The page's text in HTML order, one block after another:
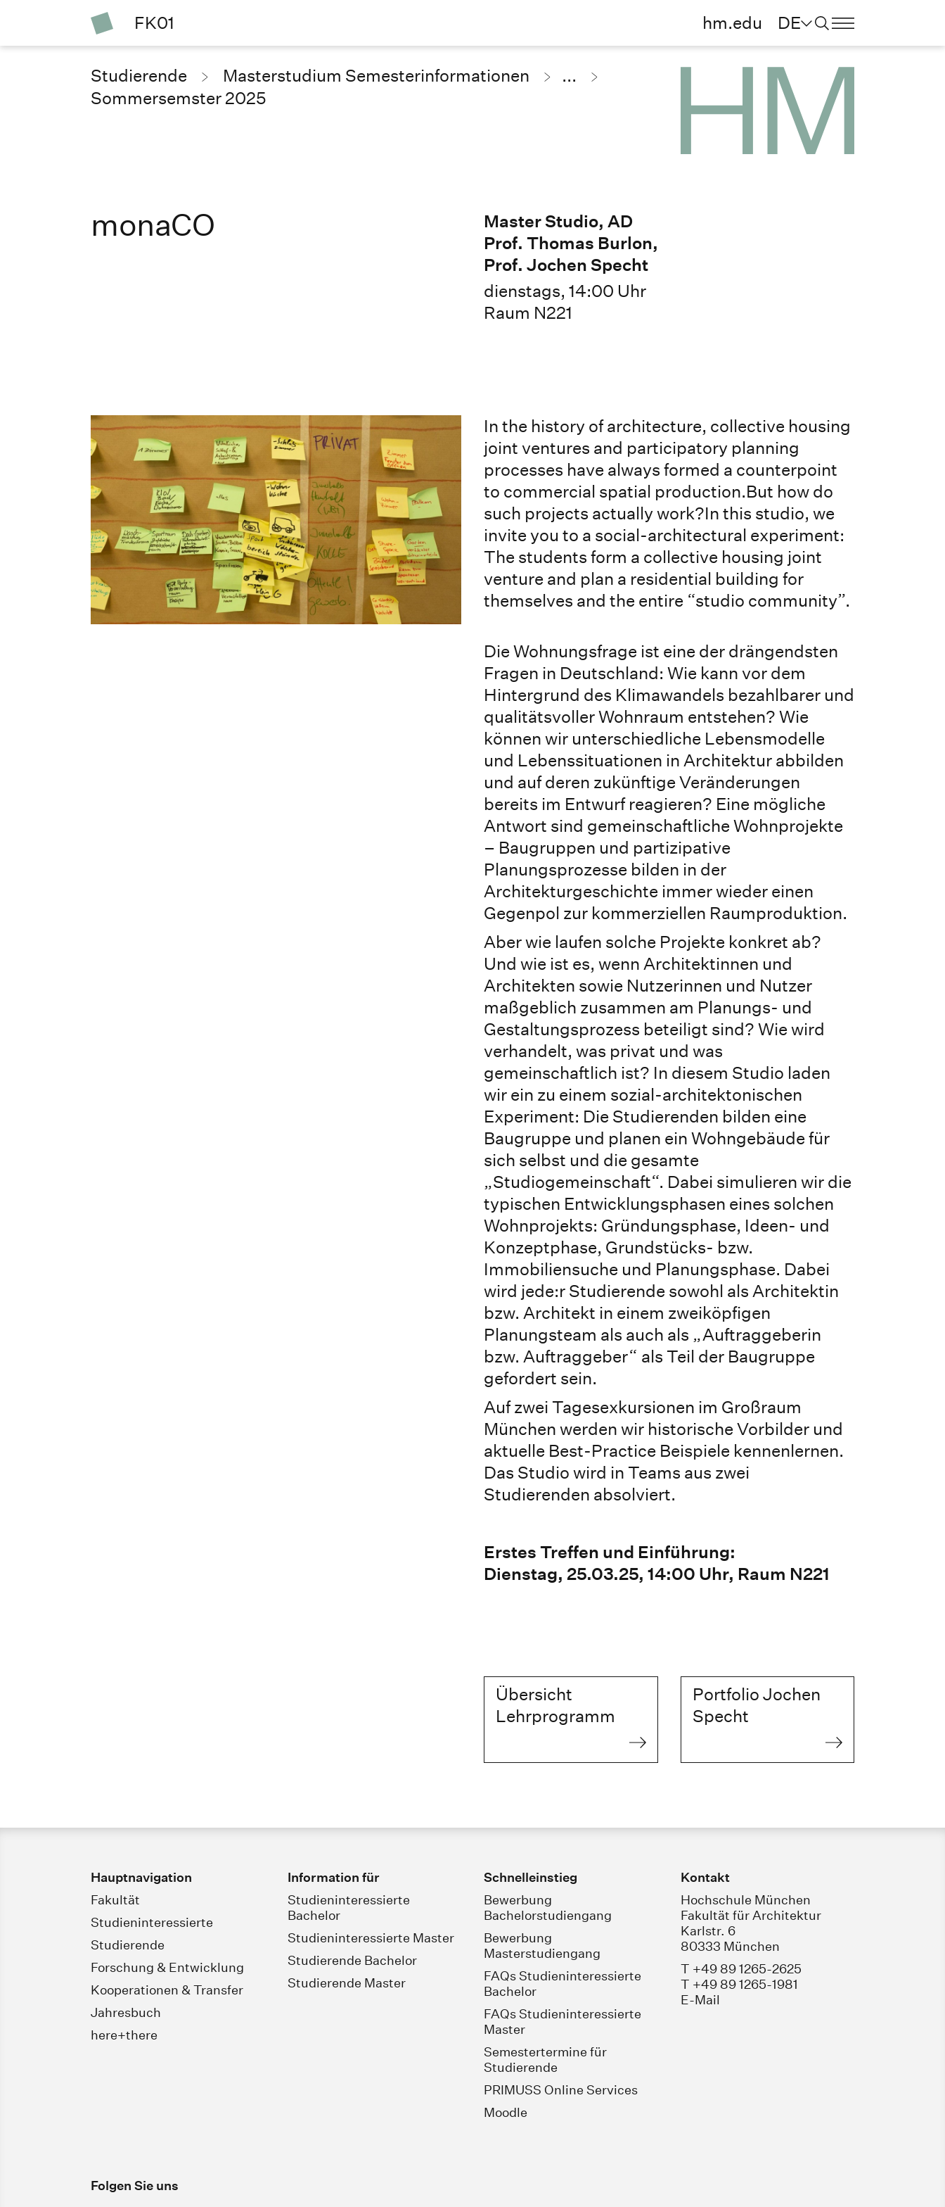
FK01 hm.edu DE
Studierende Masterstudium Semesterinformationen
...
Sommersemster 2025
monaCO
Master Studio, AD
Prof. Thomas Burlon,
Prof. Jochen Specht
dienstags, 14:00 Uhr
Raum N221
In the history of architecture, collective housing
joint ventures and participatory planning
processes have always formed a counterpoint
to commercial spatial production.But how do
such projects actually work?In this studio, we
invite you to a social-architectural experiment:
The students form a collective housing joint
venture and plan a residential building for
themselves and the entire “studio community”.
Die Wohnungsfrage ist eine der drängendsten
Fragen in Deutschland: Wie kann vor dem
Hintergrund des Klimawandels bezahlbarer und
qualitätsvoller Wohnraum entstehen? Wie
können wir unterschiedliche Lebensmodelle
und Lebenssituationen in Architektur abbilden
und auf deren zukünftige Veränderungen
bereits im Entwurf reagieren? Eine mögliche
Antwort sind gemeinschaftliche Wohnprojekte
– Baugruppen und partizipative
Planungsprozesse bilden in der
Architekturgeschichte immer wieder einen
Gegenpol zur kommerziellen Raumproduktion.
Aber wie laufen solche Projekte konkret ab?
Und wie ist es, wenn Architektinnen und
Architekten sowie Nutzerinnen und Nutzer
maßgeblich zusammen am Planungs- und
Gestaltungsprozess beteiligt sind? Wie wird
verhandelt, was privat und was
gemeinschaftlich ist? In diesem Studio laden
wir ein zu einem sozial-architektonischen
Experiment: Die Studierenden bilden eine
Baugruppe und planen ein Wohngebäude für
sich selbst und die gesamte
„Studiogemeinschaft“. Dabei simulieren wir die
typischen Entwicklungsphasen eines solchen
Wohnprojekts: Gründungsphase, Ideen- und
Konzeptphase, Grundstücks- bzw.
Immobiliensuche und Planungsphase. Dabei
wird jede:r Studierende sowohl als Architektin
bzw. Architekt in einem zweiköpfigen
Planungsteam als auch als „Auftraggeberin
bzw. Auftraggeber“ als Teil der Baugruppe
gefordert sein.
Auf zwei Tagesexkursionen im Großraum
München werden wir historische Vorbilder und
aktuelle Best-Practice Beispiele kennenlernen.
Das Studio wird in Teams aus zwei
Studierenden absolviert.
Erstes Treffen und Einführung:
Dienstag, 25.03.25, 14:00 Uhr, Raum N221
Übersicht
Lehrprogramm
Portfolio Jochen
Specht
Hauptnavigation
Fakultät
Studieninteressierte
Studierende
Forschung & Entwicklung
Kooperationen & Transfer
Jahresbuch
here+there
Information für
Studieninteressierte
Bachelor
Studieninteressierte Master
Studierende Bachelor
Studierende Master
Schnelleinstieg
Bewerbung
Bachelorstudiengang
Bewerbung
Masterstudiengang
FAQs Studieninteressierte
Bachelor
FAQs Studieninteressierte
Master
Semestertermine für
Studierende
PRIMUSS Online Services
Moodle
Kontakt
Hochschule München
Fakultät für Architektur
Karlstr. 6
80333 München
T +49 89 1265-2625
T +49 89 1265-1981
E-Mail
Folgen Sie uns